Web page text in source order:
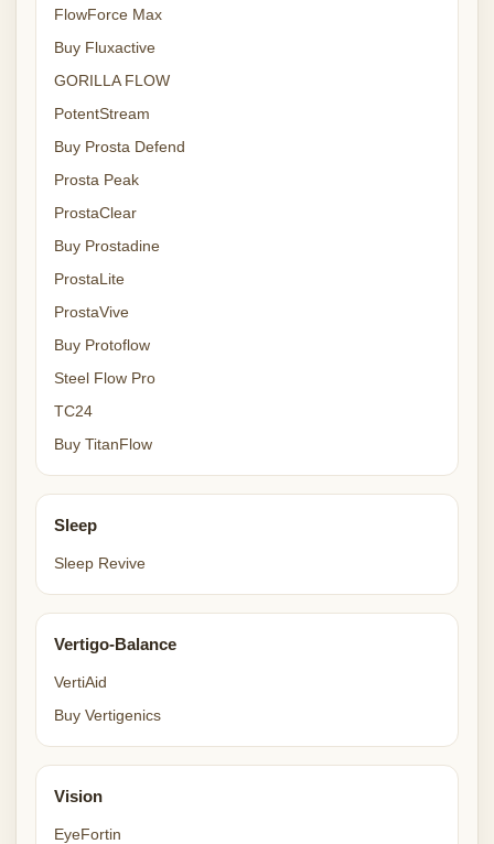
FlowForce Max
Buy Fluxactive
GORILLA FLOW
PotentStream
Buy Prosta Defend
Prosta Peak
ProstaClear
Buy Prostadine
ProstaLite
ProstaVive
Buy Protoflow
Steel Flow Pro
TC24
Buy TitanFlow
Sleep
Sleep Revive
Vertigo-Balance
VertiAid
Buy Vertigenics
Vision
EyeFortin